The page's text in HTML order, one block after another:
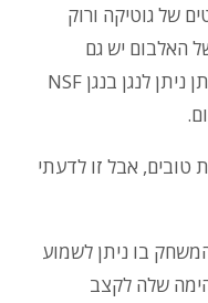
של גוטיקה ורוק
האלבום יש גם
גרסאות NES (מגאסון) אותנטיות אותן ניתן לנגן בנגן NSF
טובים, אבל זו לדעתי
בו ניתן לשמוע
שלה לקצב